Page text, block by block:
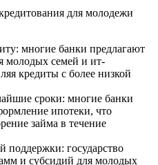
для молодежи
многие банки предлагают
молодых семей и ит-
кредиты с более низкой
сроки: многие банки
ипотеки, что
займа в течение
поддержки: государство
и субсидий для молодых